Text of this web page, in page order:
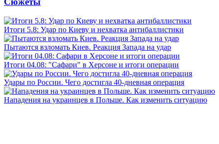
Итоги 5.8: Удар по Киеву и нехватка антибаллистики
Пытаются взломать Киев. Реакция Запада на удар
Итоги 04.08: "Сафари" в Херсоне и итоги операции
Удары по России. Чего достигла 40-дневная операция
Нападения на украинцев в Польше. Как изменить ситуацию